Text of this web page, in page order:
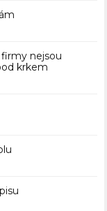
nejsou
krkem